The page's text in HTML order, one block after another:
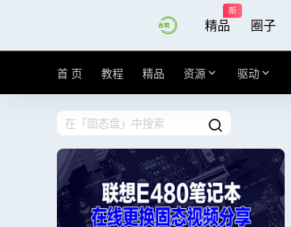
精品
新
圈子
首 页 教程 精品 资源 驱动